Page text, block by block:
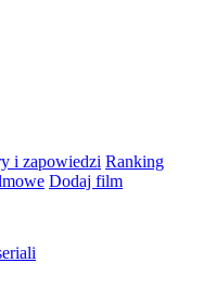
i zapowiedzi Ranking
Dodaj film